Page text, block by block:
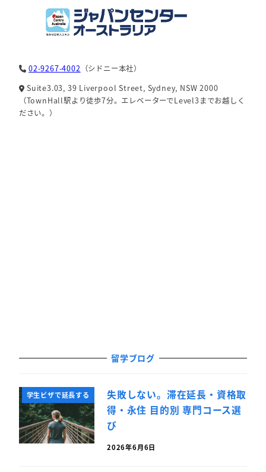
02-9267-4002 （シドニー本社）
Suite3.03, 39 Liverpool Street, Sydney, NSW 2000
（TownHall駅より徒歩7分。エレベーターでLevel3までお越しく
ださい。）
留学ブログ
学生ビザで延長する
失敗しない。滞在延長・資格取
得・永住 目的別 専門コース選
び
2026年6月6日